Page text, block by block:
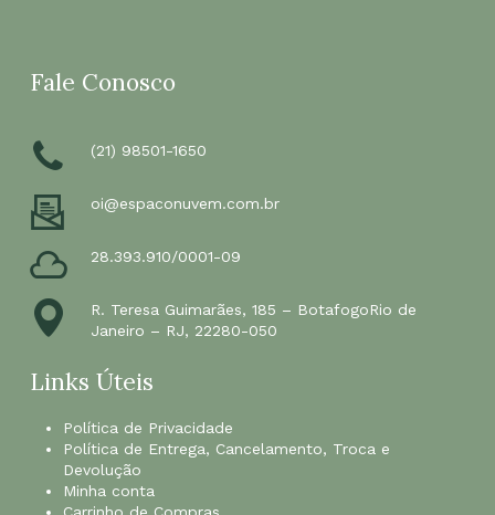
Fale Conosco
(21) 98501-1650
oi@espaconuvem.com.br
28.393.910/0001-09
R. Teresa Guimarães, 185 – BotafogoRio de
Janeiro – RJ, 22280-050
Links Úteis
Política de Privacidade
Política de Entrega, Cancelamento, Troca e
Devolução
Minha conta
Carrinho de Compras